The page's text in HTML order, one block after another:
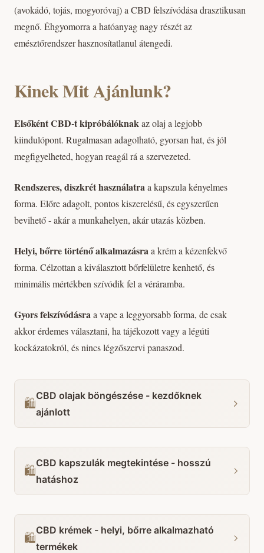
(avokádó, tojás, mogyoróvaj) a CBD felszívódása drasztikusan
megnő. Éhgyomorra a hatóanyag nagy részét az
emésztőrendszer hasznosítatlanul átengedi.
Kinek Mit Ajánlunk?
Elsőként CBD-t kipróbálóknakaz olaj a legjobb
kiindulópont. Rugalmasan adagolható, gyorsan hat, és jól
megfigyelheted, hogyan reagál rá a szervezeted.
Rendszeres, diszkrét használatraa kapszula kényelmes
forma. Előre adagolt, pontos kiszerelésű, és egyszerűen
bevihető - akár a munkahelyen, akár utazás közben.
Helyi, bőrre történő alkalmazásraa krém a kézenfekvő
forma. Célzottan a kiválasztott bőrfelületre kenhető, és
minimális mértékben szívódik fel a véráramba.
Gyors felszívódásraa vape a leggyorsabb forma, de csak
akkor érdemes választani, ha tájékozott vagy a légúti
kockázatokról, és nincs légzőszervi panaszod.
🛍️CBD olajak böngészése - kezdőknek
ajánlott
🛍️CBD kapszulák megtekintése - hosszú
hatáshoz
🛍️CBD krémek - helyi, bőrre alkalmazható
termékek